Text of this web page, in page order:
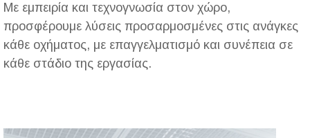
Με εμπειρία και τεχνογνωσία στον χώρο,
προσφέρουμε λύσεις προσαρμοσμένες στις ανάγκες
κάθε οχήματος, με επαγγελματισμό και συνέπεια σε
κάθε στάδιο της εργασίας.